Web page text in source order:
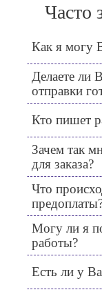
Часто
Как я могу
Делаете ли
отправки
Кто пишет
Зачем так
для заказа?
Что
Могу ли я
работы?
Есть ли у